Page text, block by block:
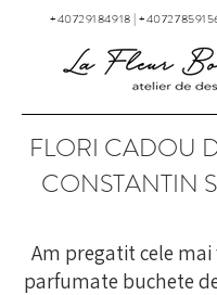
+40729184918|
FLORI CADOU
CONSTANTIN
Am pregatit cele mai
parfumate buchete